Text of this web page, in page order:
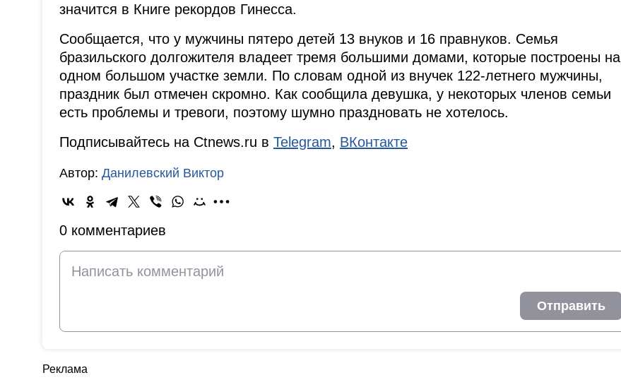
значится в Книге рекордов Гинесса.
Сообщается, что у мужчины пятеро детей 13 внуков и 16 правнуков. Семья
бразильского долгожителя владеет тремя большими домами, которые построены на
одном большом участке земли. По словам одной из внучек 122-летнего мужчины,
праздник был отмечен скромно. Как сообщила девушка, у некоторых членов семьи
есть проблемы и тревоги, поэтому шумно праздновать не хотелось.
Подписывайтесь на Ctnews.ru в Telegram, ВКонтакте
Автор: Данилевский Виктор
0 комментариев
Отправить
Реклама